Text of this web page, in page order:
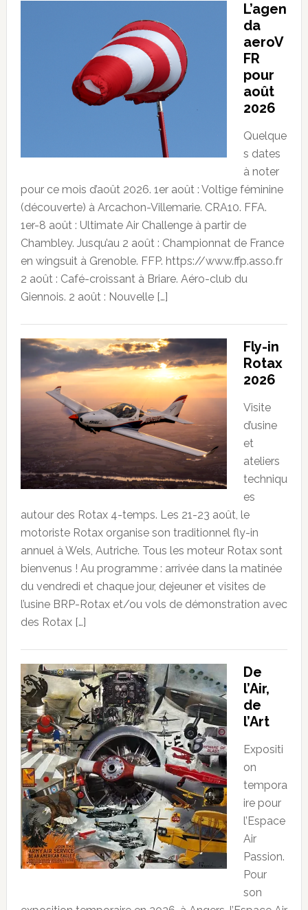
L’agen
da
aeroV
FR
pour
août
2026
Quelque
s dates
à noter
pour ce mois d’août 2026. 1er août : Voltige féminine
(découverte) à Arcachon-Villemarie. CRA10. FFA.
1er-8 août : Ultimate Air Challenge à partir de
Chambley. Jusqu’au 2 août : Championnat de France
en wingsuit à Grenoble. FFP. https://www.ffp.asso.fr
2 août : Café-croissant à Briare. Aéro-club du
Giennois. 2 août : Nouvelle […]
Fly-in
Rotax
2026
Visite
d’usine
et
ateliers
techniqu
es
autour des Rotax 4-temps. Les 21-23 août, le
motoriste Rotax organise son traditionnel fly-in
annuel à Wels, Autriche. Tous les moteur Rotax sont
bienvenus ! Au programme : arrivée dans la matinée
du vendredi et chaque jour, dejeuner et visites de
l’usine BRP-Rotax et/ou vols de démonstration avec
des Rotax […]
De
l’Air,
de
l’Art
Expositi
on
tempora
ire pour
l’Espace
Air
Passion.
Pour
son